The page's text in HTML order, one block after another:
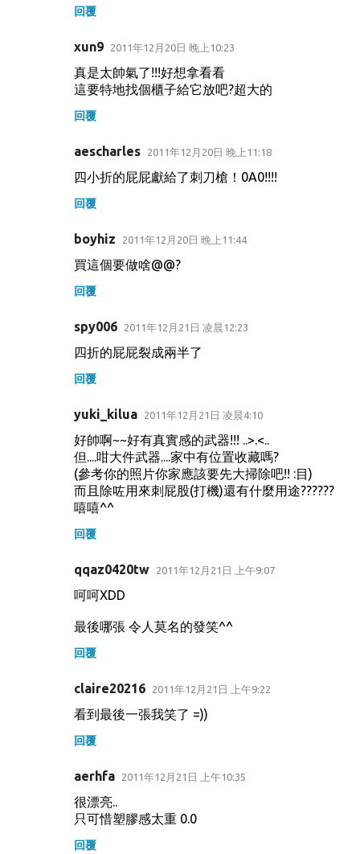
回覆
xun9 2011年12月20日 晚上10:23
真是太帥氣了!!!好想拿看看
這要特地找個櫃子給它放吧?超大的
回覆
aescharles 2011年12月20日 晚上11:18
四小折的屁屁獻給了刺刀槍！0A0!!!!
回覆
boyhiz 2011年12月20日 晚上11:44
買這個要做啥@@?
回覆
spy006 2011年12月21日 凌晨12:23
四折的屁屁裂成兩半了
回覆
yuki_kilua 2011年12月21日 凌晨4:10
好帥啊~~好有真實感的武器!!! ..>.<..
但....咁大件武器....家中有位置收藏嗎?
(參考你的照片你家應該要先大掃除吧!! :目)
而且除咗用來刺屁股(打機)還有什麼用途??????
嘻嘻^^
回覆
qqaz0420tw 2011年12月21日 上午9:07
呵呵XDD
最後哪張 令人莫名的發笑^^
回覆
claire20216 2011年12月21日 上午9:22
看到最後一張我笑了 =))
回覆
aerhfa 2011年12月21日 上午10:35
很漂亮..
只可惜塑膠感太重 0.0
回覆